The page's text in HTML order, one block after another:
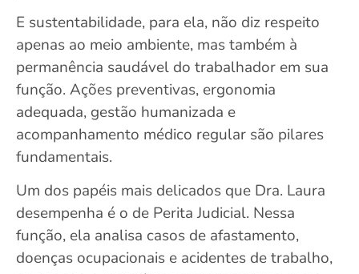
E sustentabilidade, para ela, não diz respeito
apenas ao meio ambiente, mas também à
permanência saudável do trabalhador em sua
função. Ações preventivas, ergonomia
adequada, gestão humanizada e
acompanhamento médico regular são pilares
fundamentais.
Um dos papéis mais delicados que Dra. Laura
desempenha é o de Perita Judicial. Nessa
função, ela analisa casos de afastamento,
doenças ocupacionais e acidentes de trabalho,